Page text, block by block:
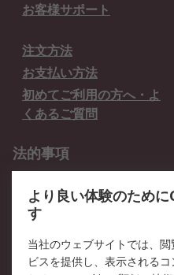
お客様サポート
注文方法
お支払い方法
初めてご利用の方へ・よ
くあるご質問
法的事項
クッキーポリシー
RSについて
より良い体験のため
す
当社のウェブサイトでは、
ビスを提供し、表示される